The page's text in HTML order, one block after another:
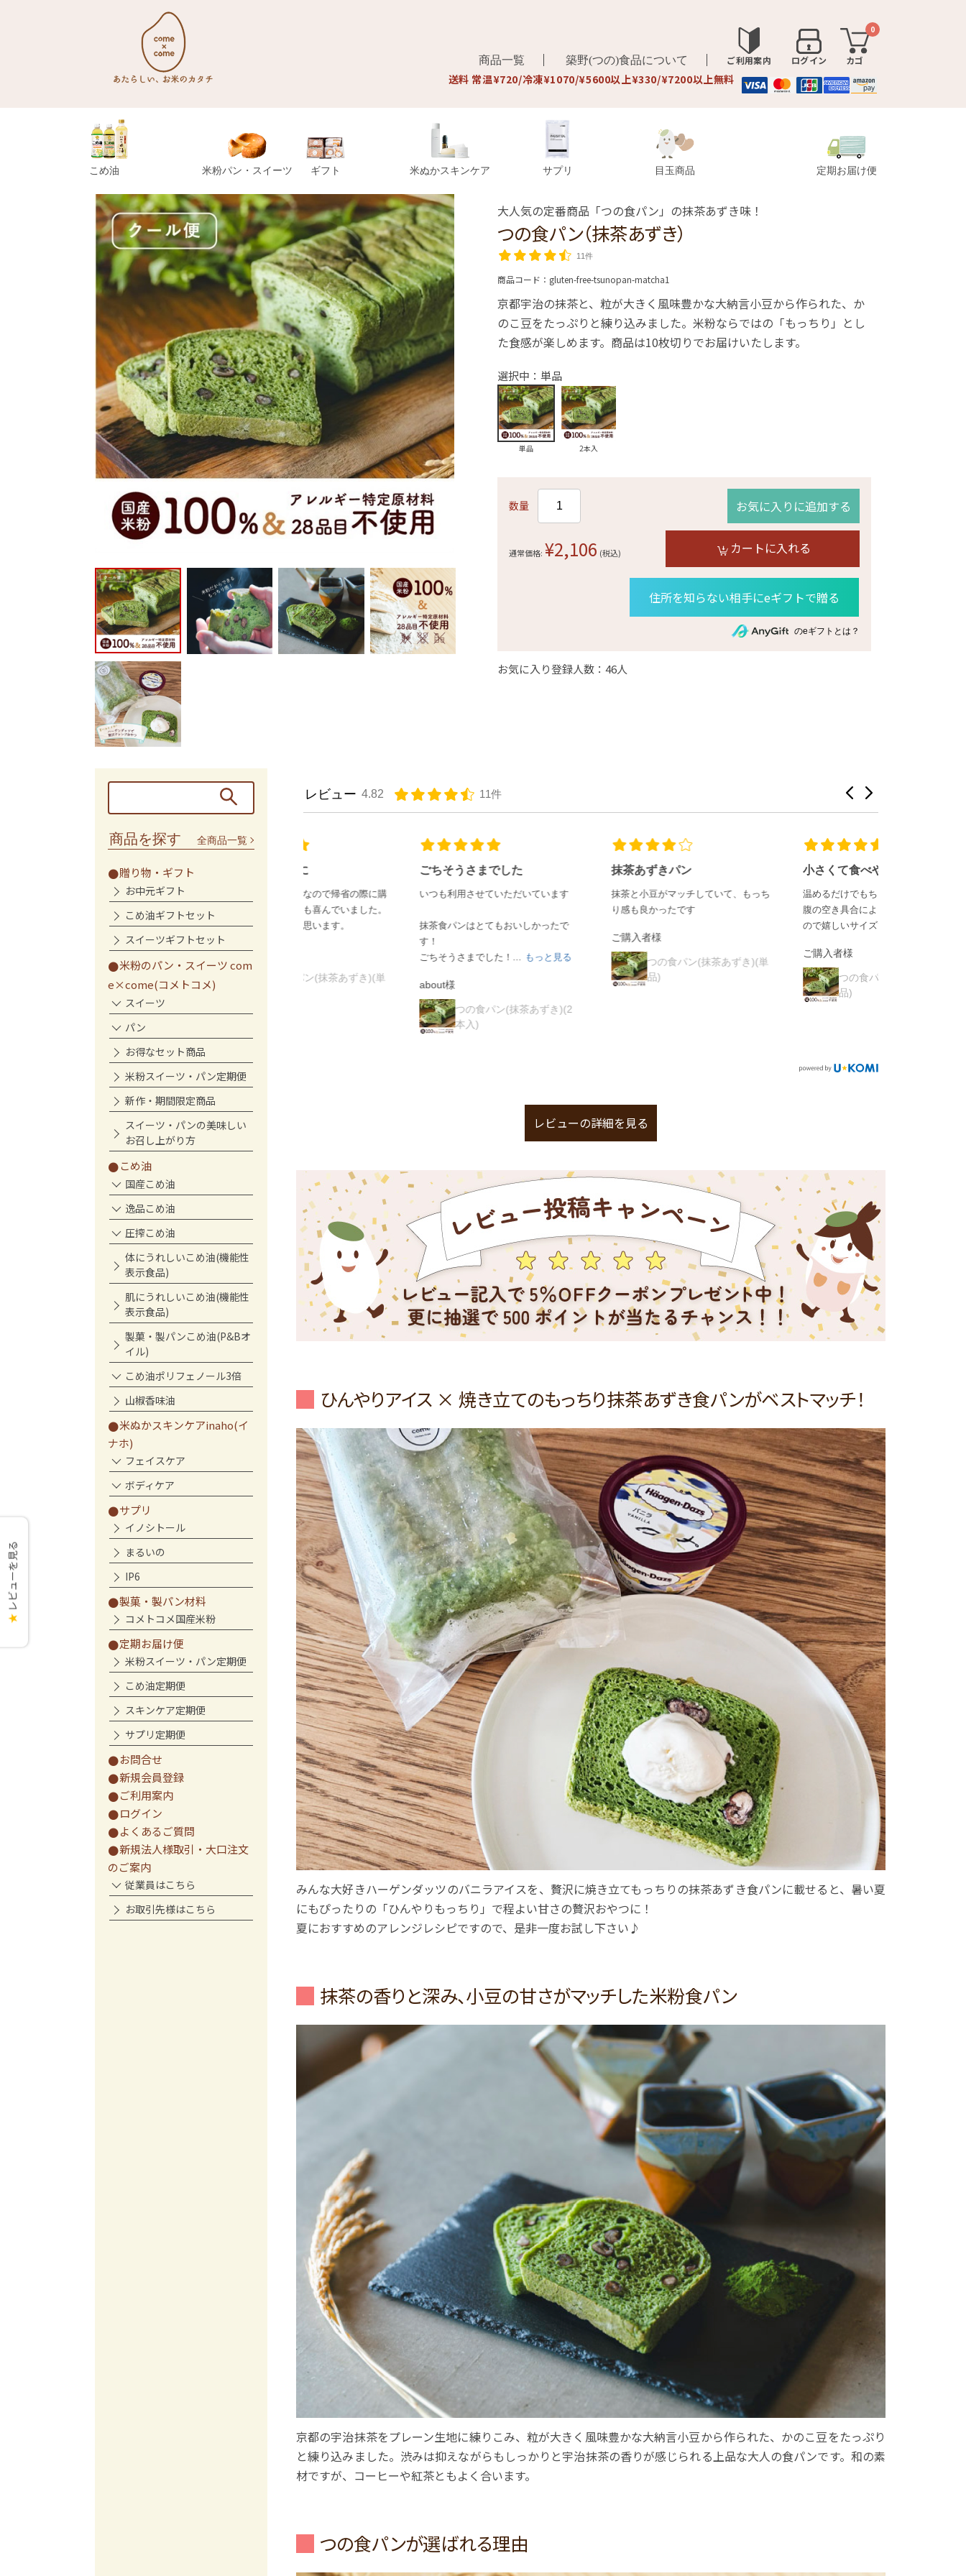
商品一覧 築野(つの)食品について ご利用案内 ログイン カゴ
0
送料 常温¥720/冷凍¥1070/¥5600以上¥330/¥7200以上無料
こめ油 米粉パン・スイーツ ギフト 米ぬかスキンケア サプリ 目玉商品 定期お届け便
大人気の定番商品「つの食パン」の抹茶あずき味！
つの食パン（抹茶あずき）
11件
商品コード： gluten-free-tsunopan-matcha1
京都宇治の抹茶と、粒が大きく風味豊かな大納言小豆から作られた、か
のこ豆をたっぷりと練り込みました。米粉ならではの「もっちり」とし
た食感が楽しめます。商品は10枚切りでお届けいたします。
選択中：単品
単品 2本入
数量 お気に入りに追加する
通常価格: ¥2,106 (税込) カートに入れる
住所を知らない相手にeギフトで贈る
のeギフトとは？
お気に入り登録人数：46人
商品を探す 全商品一覧
贈り物・ギフト
お中元ギフト
こめ油ギフトセット
スイーツギフトセット
米粉のパン・スイーツ com
e×come(コメトコメ)
スイーツ
パン
お得なセット商品
米粉スイーツ・パン定期便
新作・期間限定商品
スイーツ・パンの美味しい
お召し上がり方
こめ油
国産こめ油
逸品こめ油
圧搾こめ油
体にうれしいこめ油(機能性
表示食品)
肌にうれしいこめ油(機能性
表示食品)
製菓・製パンこめ油(P&Bオ
イル)
こめ油ポリフェノール3倍
山椒香味油
米ぬかスキンケアinaho(イ
ナホ)
フェイスケア
ボディケア
サプリ
イノシトール
まるいの
IP6
製菓・製パン材料
コメトコメ国産米粉
定期お届け便
米粉スイーツ・パン定期便
こめ油定期便
スキンケア定期便
サプリ定期便
お問合せ
新規会員登録
ご利用案内
ログイン
よくあるご質問
新規法人様取引・大口注文
のご案内
従業員はこちら
お取引先様はこちら
レビュー 4.82 11件
帰省のお土産に
母が抹茶が大好きなので帰省の際に購
入しました。とても喜んでいました。
また購入したいと思います。
まらら様
品)
ごちそうさまでした
いつも利用させていただいています
抹茶食パンはとてもおいしかったで
ごちそうさまでした！...もっと見る
about様
つの食パン(抹茶あずき)(2
抹茶あずきパン
抹茶と小豆がマッチしていて、もっち
つの食パン(抹茶あずき)(単
小さくて食べやすいです
温めるだけでもちもち♡小さいのでお
腹の空き具合によって1個追加できる
ので嬉しいサイズです！
つの食パン(抹茶あずき)(単
レビューの詳細を見る
ひんやりアイス × 焼き立てのもっちり抹茶あずき食パンがベストマッチ！
みんな大好きハーゲンダッツのバニラアイスを、贅沢に焼き立てもっちりの抹茶あずき食パンに載せると、暑い夏
にもぴったりの「ひんやりもっちり」で程よい甘さの贅沢おやつに！
夏におすすめのアレンジレシピですので、是非一度お試し下さい♪
抹茶の香りと深み、小豆の甘さがマッチした米粉食パン
京都の宇治抹茶をプレーン生地に練りこみ、粒が大きく風味豊かな大納言小豆から作られた、かのこ豆をたっぷり
と練り込みました。渋みは抑えながらもしっかりと宇治抹茶の香りが感じられる上品な大人の食パンです。和の素
材ですが、コーヒーや紅茶ともよく合います。
つの食パンが選ばれる理由
★
レビューを見る